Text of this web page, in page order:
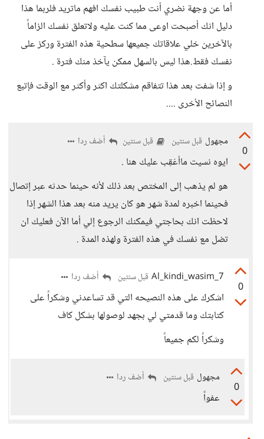
أما عن وجهة نضري أنت طبيب نفسك افهم ماتريد فلربما هذا
دليل انك أصبحت اوعى مما كنت عليه ولاتعلق نفسك الزاماً
بالآخرين خلي علاقاتك جميعها سطحية هذه الفترة وركز على
نفسك فقط.هذا ليس بالسهل ممكن يآخذ منك فترة .
و إذا شفت بعد هذا تتفاقم مشكلتك اكثر وأكثر مع الوقت فإتبع
النصائح الأخرى ....
0
مجهول قبل سنتين قبل سنتين أضف ردا
ايوه نسيت ماأعَقِب عليك هنا .
هو لم يذهب إلى المختص بعد ذلك لأنه حينما حدثه عبر إتصال
فحينما اخبره لمدة شهر هو كان يريد منه بعد هذا الشهر إذا
لاحظت انك بحاجتي فيمكنك الرجوع إلي أما الآن فعليك ان
تضل مع نفسك في هذه الفترة ولهذه المدة .
0
Al_kindi_wasim_7 قبل سنتين أضف ردا
اشكرك على هذه النصيحه التي قد تساعدني وشكراً على
كتابتك وما قدمتي لي بجهد لوصولها بشكل كاف
وشكراً لكم جميعاً
0
مجهول قبل سنتين أضف ردا
عفواً